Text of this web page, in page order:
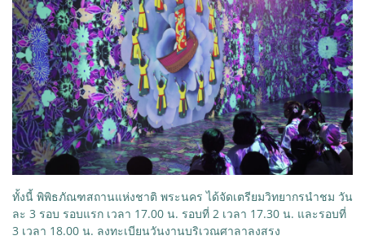
ทั้งนี้ พิพิธภัณฑสถานแห่งชาติ พระนคร ได้จัดเตรียมวิทยากรนำชม วัน
ละ 3 รอบ รอบแรก เวลา 17.00 น. รอบที่ 2 เวลา 17.30 น. และรอบที่
3 เวลา 18.00 น. ลงทะเบียนวันงานบริเวณศาลาลงสรง